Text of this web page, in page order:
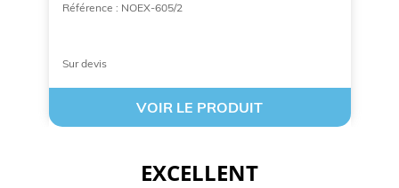
Référence : NOEX-605/2
Sur devis
VOIR LE PRODUIT
EXCELLENT